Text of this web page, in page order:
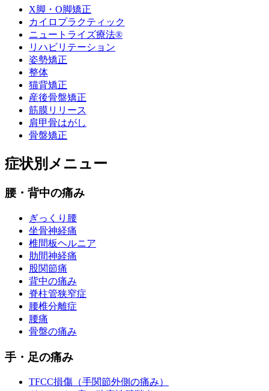
X脚・O脚矯正
カイロプラクティック
ニュートライズ療法®
リハビリテーション
姿勢矯正
整体
猫背矯正
産後骨盤矯正
筋膜リリース
肩甲骨はがし
骨盤矯正
症状別メニュー
腰・背中の痛み
ぎっくり腰
坐骨神経痛
椎間板ヘルニア
肋間神経痛
股関節痛
背中の痛み
脊柱管狭窄症
腰椎分離症
腰痛
骨盤の痛み
手・足の痛み
TFCC損傷（手関節外側の痛み）